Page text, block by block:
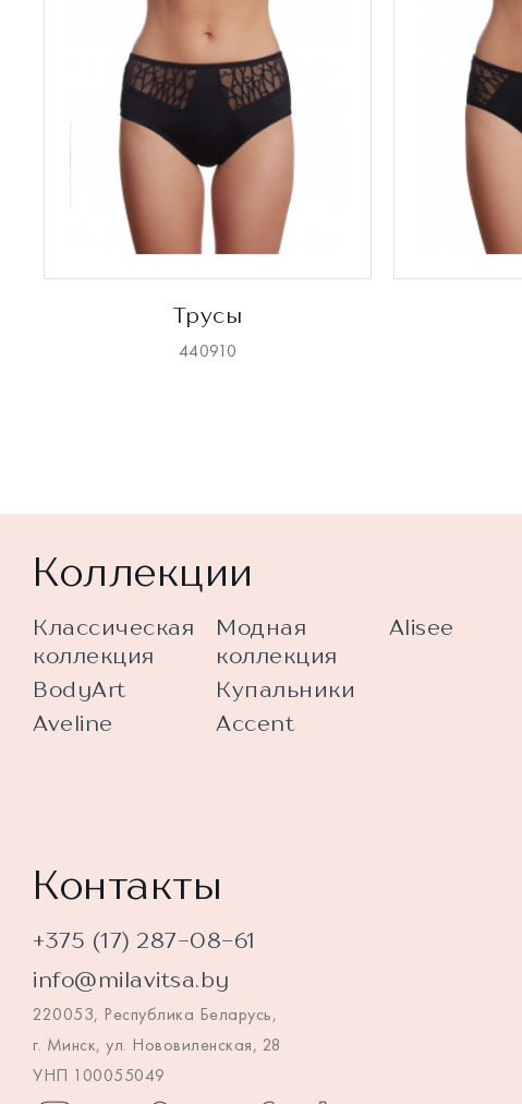
Трусы
440910
Коллекции
Классическая
коллекция
BodyArt
Aveline
Модная
коллекция
Купальники
Accent
Alisee
Контакты
+375 (17) 287-08-61
info@milavitsa.by
220053, Республика Беларусь,
г. Минск, ул. Нововиленская, 28
УНП 100055049